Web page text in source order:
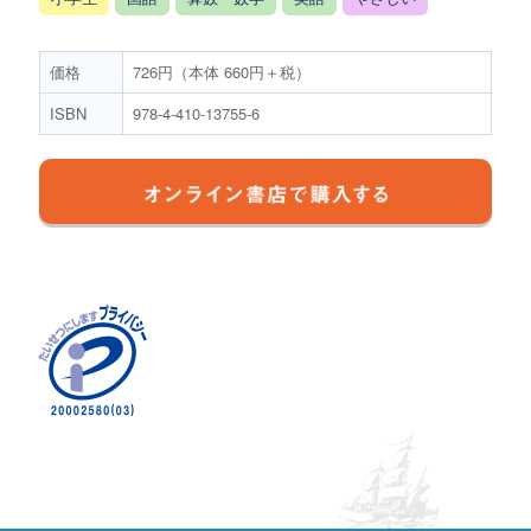
価格
726円（本体 660円＋税）
ISBN
978-4-410-13755-6